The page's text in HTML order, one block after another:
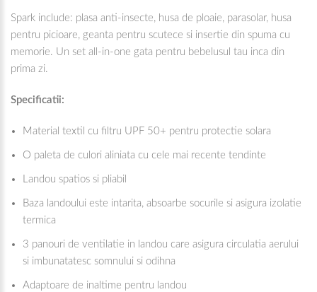
Spark include: plasa anti-insecte, husa de ploaie, parasolar, husa
pentru picioare, geanta pentru scutece si insertie din spuma cu
memorie. Un set all-in-one gata pentru bebelusul tau inca din
prima zi.
Specificatii:
Material textil cu filtru UPF 50+ pentru protectie solara
O paleta de culori aliniata cu cele mai recente tendinte
Landou spatios si pliabil
Baza landoului este intarita, absoarbe socurile si asigura izolatie
termica
3 panouri de ventilatie in landou care asigura circulatia aerului
si imbunatatesc somnului si odihna
Adaptoare de inaltime pentru landou